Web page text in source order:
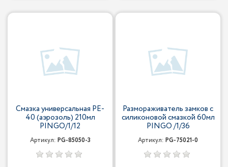
Смазка универсальная PE-
40 (аэрозоль) 210мл
PINGO/1/12
Артикул: PG-85050-3
Размораживатель замков с
силиконовой смазкой 60мл
PINGO /1/36
Артикул: PG-75021-0